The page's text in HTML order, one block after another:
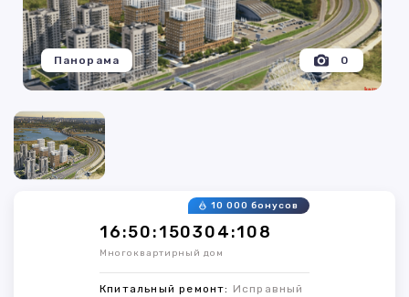
0
Панорама
16:50:150304:108
10 000 бонусов
Многоквартирный дом
Кпитальный ремонт: Исправный